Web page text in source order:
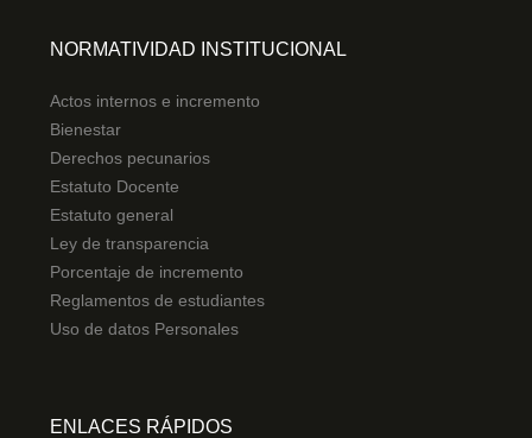
NORMATIVIDAD INSTITUCIONAL
Actos internos e incremento
Bienestar
Derechos pecunarios
Estatuto Docente
Estatuto general
Ley de transparencia
Porcentaje de incremento
Reglamentos de estudiantes
Uso de datos Personales
ENLACES RÁPIDOS